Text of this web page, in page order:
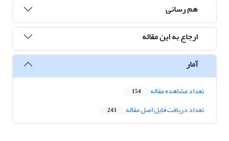
هم رسانی
ارجاع به این مقاله
آمار
تعداد مشاهده مقاله 154
تعداد دریافت فایل اصل مقاله 243